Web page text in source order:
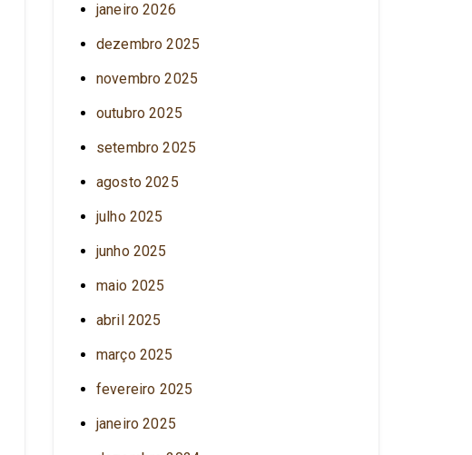
janeiro 2026
dezembro 2025
novembro 2025
outubro 2025
setembro 2025
agosto 2025
julho 2025
junho 2025
maio 2025
abril 2025
março 2025
fevereiro 2025
janeiro 2025